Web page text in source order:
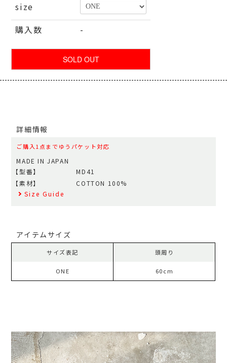
size
購入数
-
詳細情報
ご購入1点までゆうパケット対応
MADE IN JAPAN
【型番】
MD41
【素材】
COTTON 100%
Size Guide
アイテムサイズ
サイズ表記 頭周り
ONE 60cm